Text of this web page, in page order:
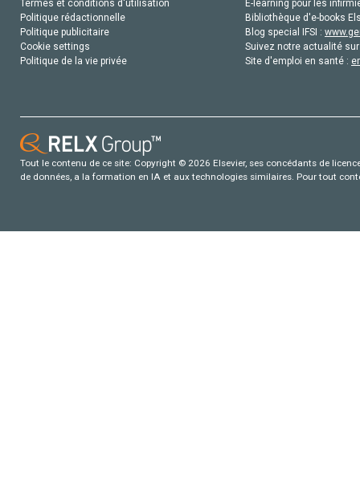
Termes et conditions d'utilisation
Politique rédactionnelle
Politique publicitaire
Cookie settings
Politique de la vie privée
E-learning pour les
Bibliothèque d'e-books
Blog special IFSI :
Suivez notre actualité
Site d'emploi en santé :
Tout le contenu de ce site: Copyright © 2026 Elsevier, ses concédants de
de données, a la formation en IA et aux technologies similaires. Pour tout